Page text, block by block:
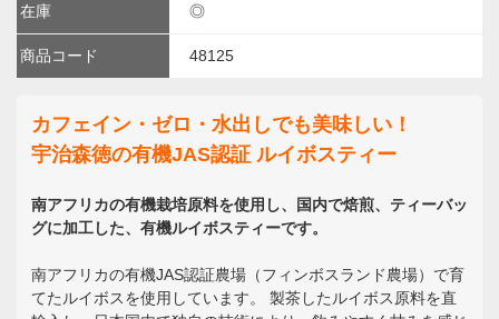
在庫 ◎
商品コード 48125
カフェイン・ゼロ・水出しでも美味しい！
宇治森徳の有機JAS認証 ルイボスティー
南アフリカの有機栽培原料を使用し、国内で焙煎、ティーバッ
グに加工した、有機ルイボスティーです。
南アフリカの有機JAS認証農場（フィンボスランド農場）で育
てたルイボスを使用しています。 製茶したルイボス原料を直